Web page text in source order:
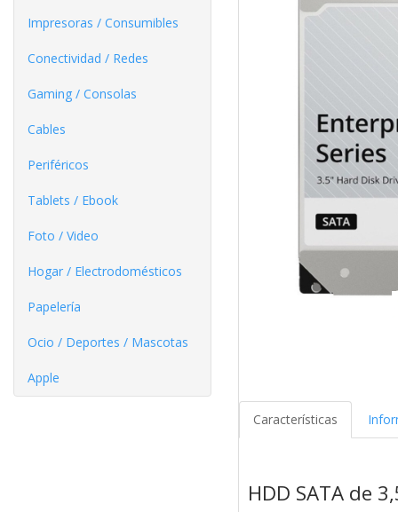
Impresoras / Consumibles
Conectividad / Redes
Gaming / Consolas
Cables
Periféricos
Tablets / Ebook
Foto / Video
Hogar / Electrodomésticos
Papelería
Ocio / Deportes / Mascotas
Apple
Características
HDD SATA de